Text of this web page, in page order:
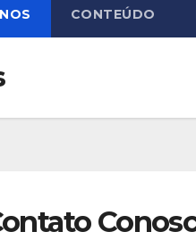
CONTEÚDO